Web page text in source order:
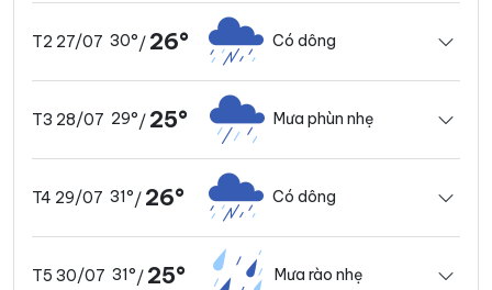
T2 27/07 30°/ 26° Có dông
T3 28/07 29°/ 25° Mưa phùn nhẹ
T4 29/07 31°/ 26° Có dông
T5 30/07 31°/ 25° Mưa rào nhẹ